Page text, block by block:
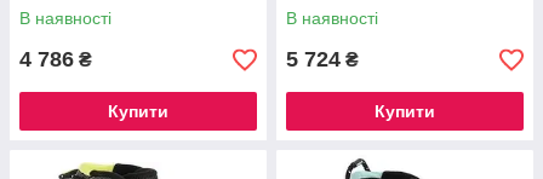
В наявності
4 786 ₴
Купити
В наявності
5 724 ₴
Купити